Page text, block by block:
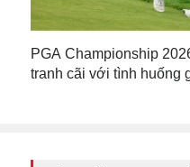
PGA Championship
tranh cãi với tình huống